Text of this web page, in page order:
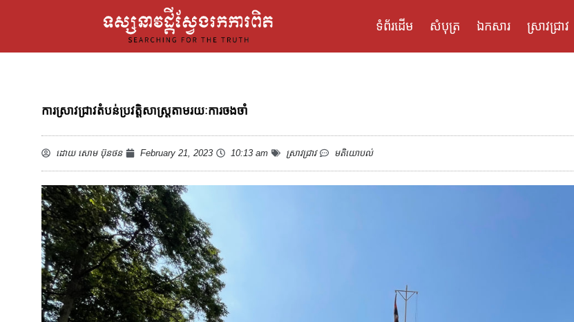
ទំព័រដើម សំបុត្រ ឯកសារ ស្រាវជ្រាវ
ការស្រាវជ្រាវតំបន់ប្រវត្តិសាស្រ្តតាមរយៈការចងចាំ
ដោយសោម ប៊ុនថន February 21, 2023 10:13 am ស្រាវជ្រាវ មតិយោបល់